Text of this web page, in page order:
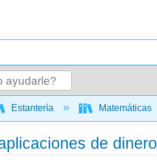
jerarquía global
Estantería Matemáticas
de dinero